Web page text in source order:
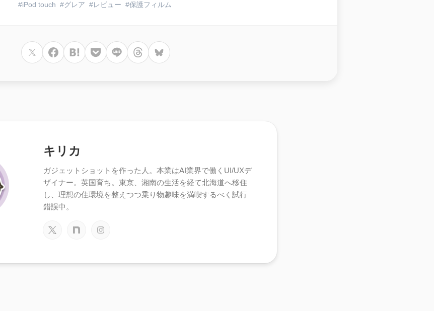
iPod touch グレア レビュー 保護フィルム
キリカ
ガジェットショットを作った人。本業はAI業界で働くUI/UXデ
ザイナー。英国育ち。東京、湘南の生活を経て北海道へ移住
し、理想の住環境を整えつつ乗り物趣味を満喫するべく試行
錯誤中。